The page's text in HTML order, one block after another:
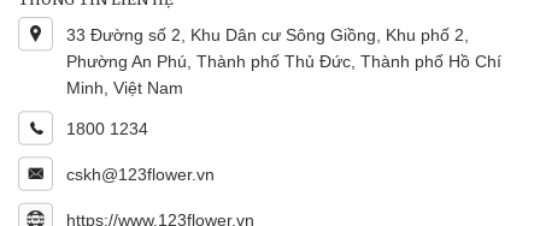
33 Đường số 2, Khu Dân cư Sông Giồng, Khu phố 2,
Phường An Phú, Thành phố Thủ Đức, Thành phố Hồ Chí
Minh, Việt Nam
1800 1234
cskh@123flower.vn
https://www.123flower.vn